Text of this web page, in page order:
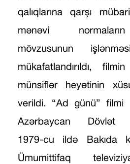
qalıqlarına qarşı
mənəvi
mövzusunun
mükafatlandırıldı,
münsiflər heyətinin
verildi. “Ad günü” filmi
Azərbaycan Dövlət
1979-cu ildə Bakıda
Ümumittifaq